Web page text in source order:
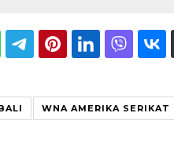
WNA AMERIKA SERIKAT